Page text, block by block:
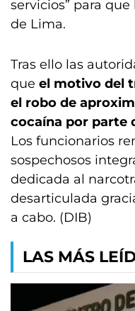
servicios” para
de Lima.
Tras ello las
que el motivo del
el robo de
cocaína por parte
Los funcionarios
sospechosos
dedicada al
desarticulada
a cabo. (DIB)
LAS MÁS